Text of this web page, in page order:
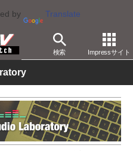
by Translate
検索 Impressサイト